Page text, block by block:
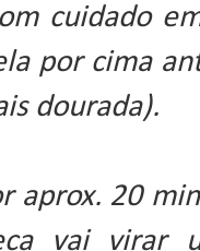
cuidado
por cima
dourada).
aprox. 20
vai virar